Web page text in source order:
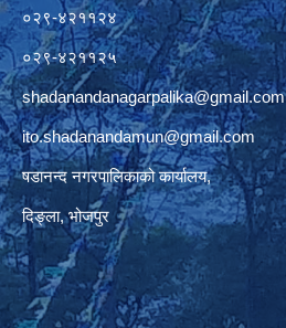
०२९-४२११२४
०२९-४२११२५
shadanandanagarpalika@gmail.com
ito.shadanandamun@gmail.com
षडानन्द नगरपालिकाको कार्यालय,
दिङ्ला, भोजपुर